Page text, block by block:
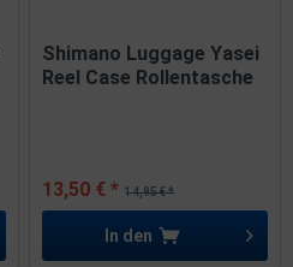
Shimano Luggage Yasei
Reel Case Rollentasche
14,95 € *
13,50 € *
In den